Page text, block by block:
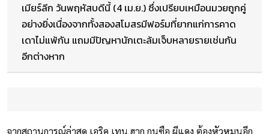
เมียร์ลีก วันพฤหัสบดีนี้ (4 เม.ย.) ซึ่งเปรียบเหมือนมวยถูกคู่
อย่างยิ่งเนื่องจากทั้งสองสโมสรมีฟอร์มที่ยากแก่การคาด
เดาไม่แพ้กัน แถมมีปัญหานักเตะล้มเจ็บหลายรายเช่นกัน
อีกต่างหาก